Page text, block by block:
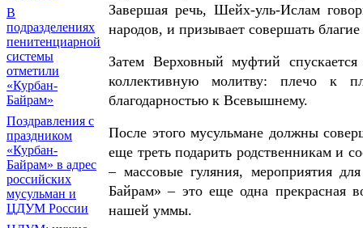
В
подразделениях
пенитенциарной
системы
отметили
«Курбан-
Байрам»
Поздравления с
праздником
«Курбан-
Байрам» в адрес
российских
мусульман и
ЦДУМ России
Завершая речь, Шейх-уль-Ислам
народов, и призывает совершать
Затем Верховный муфтий
коллективную молитву: плечо к
благодарностью к Всевышнему.
После этого мусульмане должны
еще треть подарить родственникам и
– массовые гуляния, мероприятия
Байрам» – это еще одна прекрасная
нашей уммы.